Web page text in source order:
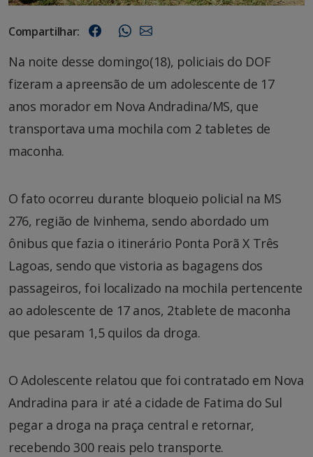
Compartilhar:
Na noite desse domingo(18), policiais do DOF
fizeram a apreensão de um adolescente de 17
anos morador em Nova Andradina/MS, que
transportava uma mochila com 2 tabletes de
maconha.
O fato ocorreu durante bloqueio policial na MS
276, região de Ivinhema, sendo abordado um
ônibus que fazia o itinerário Ponta Porã X Três
Lagoas, sendo que vistoria as bagagens dos
passageiros, foi localizado na mochila pertencente
ao adolescente de 17 anos, 2tablete de maconha
que pesaram 1,5 quilos da droga.
O Adolescente relatou que foi contratado em Nova
Andradina para ir até a cidade de Fatima do Sul
pegar a droga na praça central e retornar,
recebendo 300 reais pelo transporte.